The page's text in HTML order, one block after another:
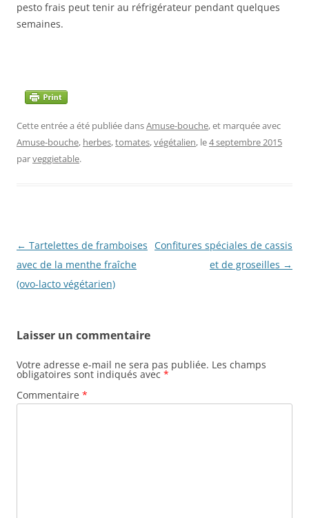
pesto frais peut tenir au réfrigérateur pendant quelques
semaines.
Cette entrée a été publiée dansAmuse-bouche, et marquée avec
Amuse-bouche, herbes,tomates,végétalien, le4 septembre 2015
parveggietable.
Navigation
des
articles
← Tartelettes de framboises
avec de la menthe fraîche
(ovo-lacto végétarien)
Confitures spéciales de cassis
et de groseilles →
Laisser un commentaire
Votre adresse e-mail ne sera pas publiée. Les champs
obligatoires sont indiqués avec *
Commentaire *